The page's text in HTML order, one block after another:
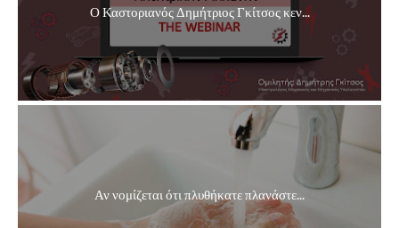
Ο Καστοριανός Δημήτριος Γκίτσος κεν...
Αν νομίζεται ότι πλυθήκατε πλανάστε...